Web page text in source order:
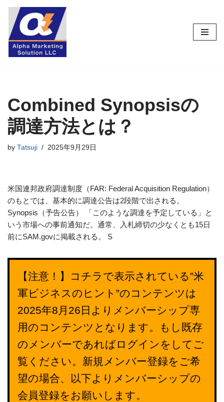
コ
ン
テ
ス
キ
ッ
プ
Combined Synopsisの
調達方法とは？
by Tatsuji 2025年9月29日
米国連邦政府調達制度（FAR: Federal Acquisition Regulation）
のもとでは、基本的に調達公告は2段階で出される。
Synopsis（予告公告） 「このような調達を予定している」と
いう市場への事前通知だ。通常、入札締切の少なくとも15日
前にSAM.govに掲載される。 S
【注意！】コチラで表示されている”米
軍ビジネスのヒント”のコンテンツは
2025年8月26日よりメンバーシップ専
用のコンテンツとなります。もし既存
のメンバーであればログインをしてご
覧ください。新規メンバー登録をご希
望の場合、以下よりメンバーシップの
会員登録をお願いします。